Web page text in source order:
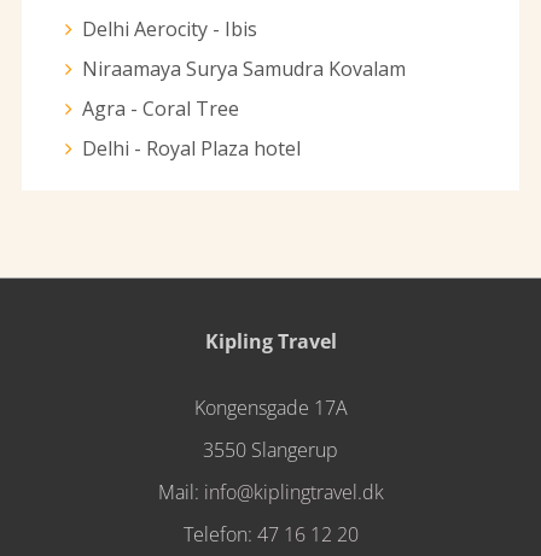
Delhi Aerocity - Ibis
Niraamaya Surya Samudra Kovalam
Agra - Coral Tree
Delhi - Royal Plaza hotel
Kipling Travel
Kongensgade 17A
3550 Slangerup
Mail: info@kiplingtravel.dk
Telefon: 47 16 12 20